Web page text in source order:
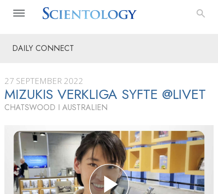
DAILY CONNECT
27 SEPTEMBER 2022
MIZUKIS VERKLIGA SYFTE @LIVET
CHATSWOOD I AUSTRALIEN